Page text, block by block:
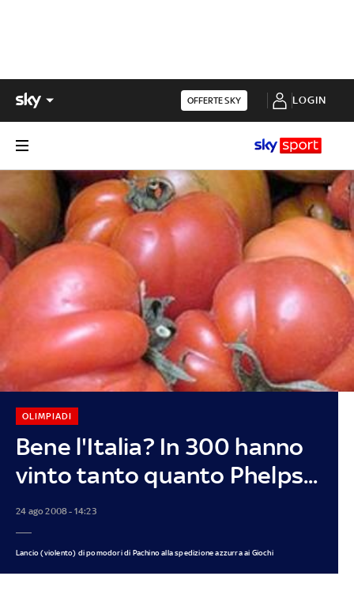
OFFERTE SKY LOGIN
Bene l'Italia? In 300 hanno
vinto tanto quanto Phelps...
OLIMPIADI
24 ago 2008 - 14:23
Lancio (violento) di pomodori di Pachino alla spedizione azzurra ai Giochi